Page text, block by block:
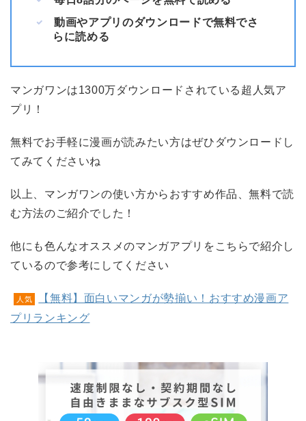
動画やアプリのダウンロードで無料でさ
らに読める
マンガワンは1300万ダウンロードされている超人気ア
プリ！
無料でお手軽に漫画が読みたい方はぜひダウンロードし
てみてくださいね
以上、マンガワンの使い方からおすすめ作品、無料で読
む方法のご紹介でした！
他にも色んなオススメのマンガアプリをこちらで紹介し
ているので参考にしてください
人気
【無料】面白いマンガが勢揃い！おすすめ漫画ア
プリランキング